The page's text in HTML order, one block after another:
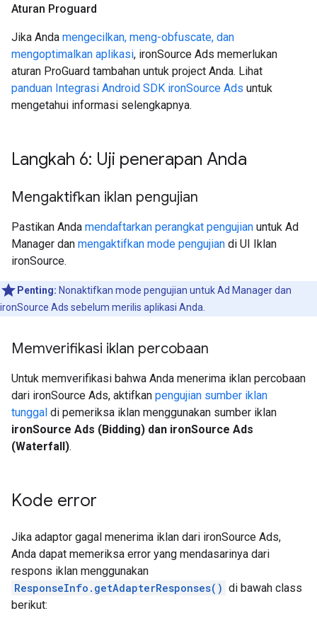
Aturan Proguard
Jika Anda mengecilkan, meng-obfuscate, dan
mengoptimalkan aplikasi, ironSource Ads memerlukan
aturan ProGuard tambahan untuk project Anda. Lihat
panduan Integrasi Android SDK ironSource Ads untuk
mengetahui informasi selengkapnya.
Langkah 6: Uji penerapan Anda
Mengaktifkan iklan pengujian
Pastikan Anda mendaftarkan perangkat pengujian untuk Ad
Manager dan mengaktifkan mode pengujian di UI Iklan
ironSource.
Penting: Nonaktifkan mode pengujian untuk Ad Manager dan
ironSource Ads sebelum merilis aplikasi Anda.
Memverifikasi iklan percobaan
Untuk memverifikasi bahwa Anda menerima iklan percobaan
dari ironSource Ads, aktifkan pengujian sumber iklan
tunggal di pemeriksa iklan menggunakan sumber iklan
ironSource Ads (Bidding) dan ironSource Ads
(Waterfall).
Kode error
Jika adaptor gagal menerima iklan dari ironSource Ads,
Anda dapat memeriksa error yang mendasarinya dari
respons iklan menggunakan
ResponseInfo.getAdapterResponses() di bawah class
berikut: